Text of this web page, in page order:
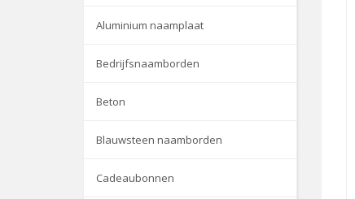
Aluminium naamplaat
Bedrijfsnaamborden
Beton
Blauwsteen naamborden
Cadeaubonnen